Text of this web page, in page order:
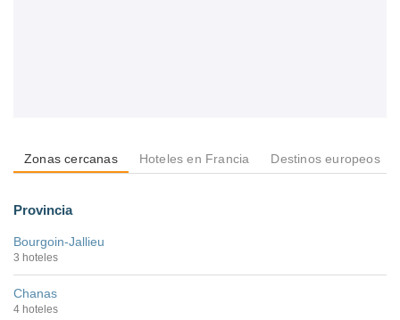
Zonas cercanas Hoteles en Francia Destinos europeos
Provincia
Bourgoin-Jallieu
3 hoteles
Chanas
4 hoteles